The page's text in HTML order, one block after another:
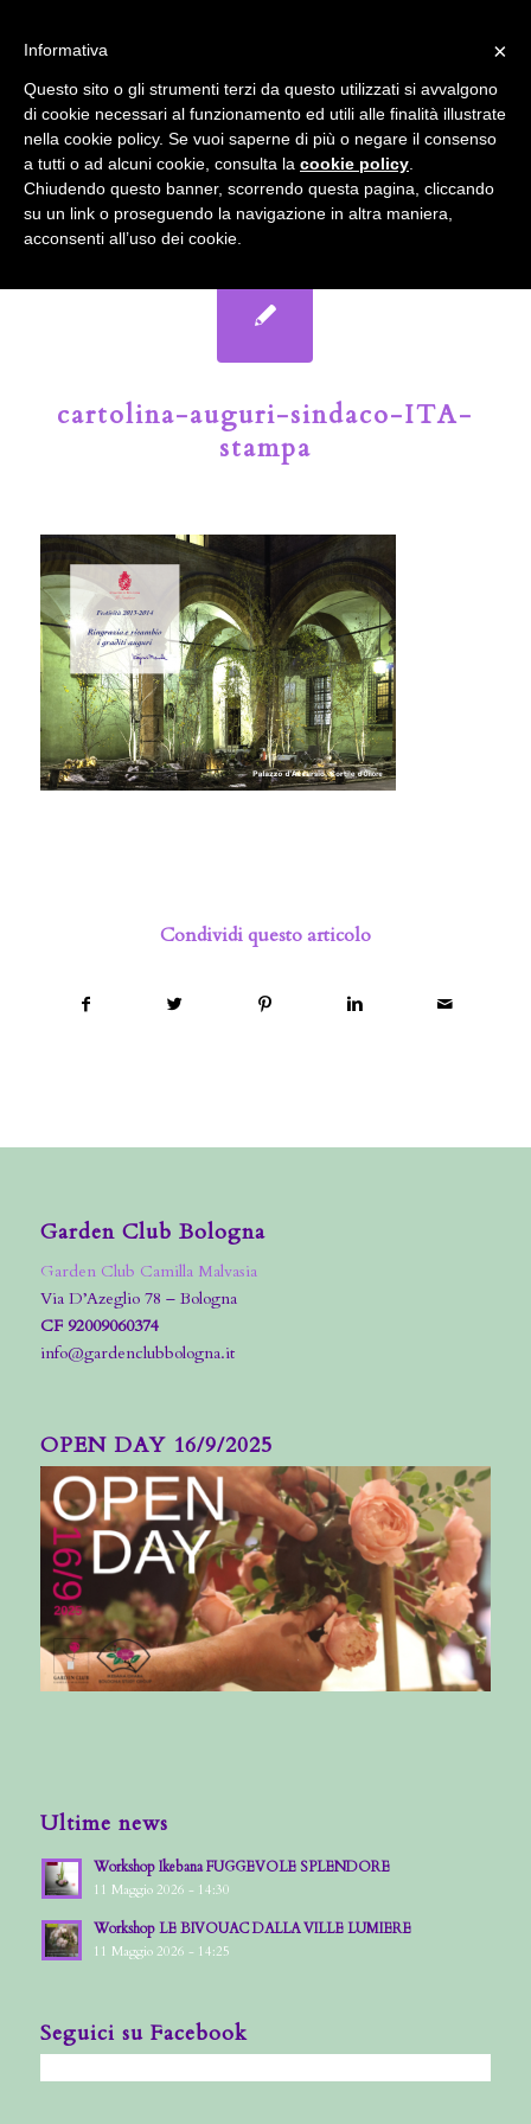
Il Blog del Garden Club di Bologna
cartolina-auguri-sindaco-ITA-
stampa
Condividi questo articolo
Garden Club Bologna
Garden Club Camilla Malvasia
Via D’Azeglio 78 – Bologna
CF 92009060374
info@gardenclubbologna.it
OPEN DAY 16/9/2025
Ultime news
Workshop Ikebana FUGGEVOLE SPLENDORE
11 Maggio 2026 - 14:30
Workshop LE BIVOUAC DALLA VILLE LUMIERE
11 Maggio 2026 - 14:25
Seguici su Facebook
accetta l'uso dei cookies previsto nella pagina dedicata.
Fai clic per abilitare/disabilitare il tracciamento di
Google Analytics.
OK Privacy e cookie policy
×
Informativa
Questo sito o gli strumenti terzi da questo utilizzati si avvalgono
di cookie necessari al funzionamento ed utili alle finalità illustrate
nella cookie policy. Se vuoi saperne di più o negare il consenso
a tutti o ad alcuni cookie, consulta la cookie policy
Chiudendo questo banner, scorrendo questa pagina, cliccando
su un link o proseguendo la navigazione in altra maniera,
acconsenti all’uso dei cookie.